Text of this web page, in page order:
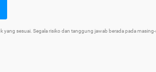
sesuai. Segala risiko dan tanggung jawab berada pada masing-